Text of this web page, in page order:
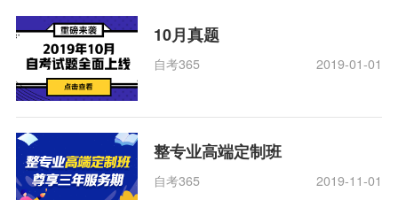
10月真题
自考365 2019-01-01
整专业高端定制班
自考365 2019-11-01